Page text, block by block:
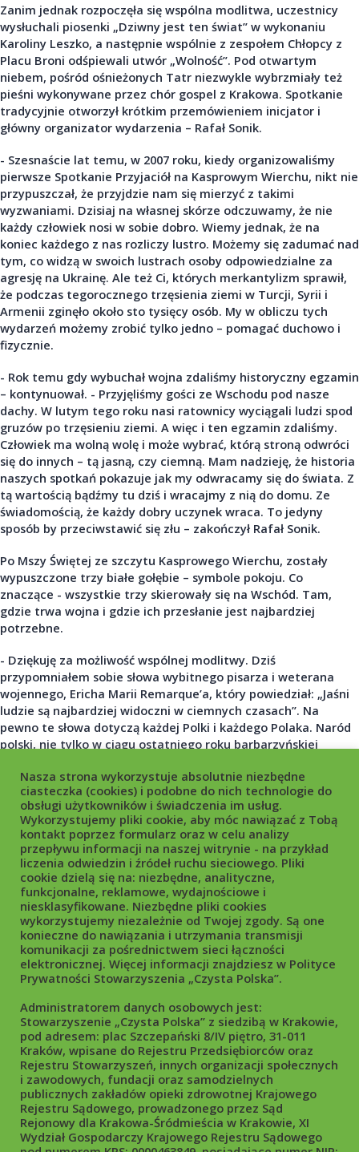
Zanim jednak rozpoczęła się wspólna modlitwa, uczestnicy
wysłuchali piosenki „Dziwny jest ten świat” w wykonaniu
Karoliny Leszko, a następnie wspólnie z zespołem Chłopcy z
Placu Broni odśpiewali utwór „Wolność”. Pod otwartym
niebem, pośród ośnieżonych Tatr niezwykle wybrzmiały też
pieśni wykonywane przez chór gospel z Krakowa. Spotkanie
tradycyjnie otworzył krótkim przemówieniem inicjator i
główny organizator wydarzenia – Rafał Sonik.
- Szesnaście lat temu, w 2007 roku, kiedy organizowaliśmy
pierwsze Spotkanie Przyjaciół na Kasprowym Wierchu, nikt nie
przypuszczał, że przyjdzie nam się mierzyć z takimi
wyzwaniami. Dzisiaj na własnej skórze odczuwamy, że nie
każdy człowiek nosi w sobie dobro. Wiemy jednak, że na
koniec każdego z nas rozliczy lustro. Możemy się zadumać nad
tym, co widzą w swoich lustrach osoby odpowiedzialne za
agresję na Ukrainę. Ale też Ci, których merkantylizm sprawił,
że podczas tegorocznego trzęsienia ziemi w Turcji, Syrii i
Armenii zginęło około sto tysięcy osób. My w obliczu tych
wydarzeń możemy zrobić tylko jedno – pomagać duchowo i
fizycznie.
- Rok temu gdy wybuchał wojna zdaliśmy historyczny egzamin
– kontynuował. - Przyjęliśmy gości ze Wschodu pod nasze
dachy. W lutym tego roku nasi ratownicy wyciągali ludzi spod
gruzów po trzęsieniu ziemi. A więc i ten egzamin zdaliśmy.
Człowiek ma wolną wolę i może wybrać, którą stroną odwróci
się do innych – tą jasną, czy ciemną. Mam nadzieję, że historia
naszych spotkań pokazuje jak my odwracamy się do świata. Z
tą wartością bądźmy tu dziś i wracajmy z nią do domu. Ze
świadomością, że każdy dobry uczynek wraca. To jedyny
sposób by przeciwstawić się złu – zakończył Rafał Sonik.
Po Mszy Świętej ze szczytu Kasprowego Wierchu, zostały
wypuszczone trzy białe gołębie – symbole pokoju. Co
znaczące - wszystkie trzy skierowały się na Wschód. Tam,
gdzie trwa wojna i gdzie ich przesłanie jest najbardziej
potrzebne.
- Dziękuję za możliwość wspólnej modlitwy. Dziś
przypomniałem sobie słowa wybitnego pisarza i weterana
wojennego, Ericha Marii Remarque’a, który powiedział: „Jaśni
ludzie są najbardziej widoczni w ciemnych czasach”. Na
pewno te słowa dotyczą każdej Polki i każdego Polaka. Naród
polski, nie tylko w ciągu ostatniego roku barbarzyńskiej
dokonał dla nas rzeczy niesamowitych na skalę światową.
Zarówno na poziomie politycznym, wsparcia wojskowego, ale
przede wszystkim przez to, że otworzyliście swoje serca i
domy dla moich rodaków. W imieniu narodu ukraińskiego,
ambasadora Wasyla Zwarycza, całego zespołu konsulatu w
Krakowie, serdecznie dziękuję każdemu z Państwa za Wasze
wielkie serce. Zwyciężymy! Wierzymy w to! I wiemy, że zawsze
ramię w ramię z Ukrainą stoi polski naród. Slava Ukrainie!
Chwała Rzeczpospolitej Polskiej! – powiedział Konsul
Generalny Ukrainy w Krakowie - Wiaczesław Wojnarowskyj.
Po zakończeniu liturgii i wykonaniu wspólnego zdjęcia
wszystkich uczestników, jeszcze do 17:00 trwały rozmowy,
Kasprowym Wierchu po raz kolejny tchnęło we wszystkich
zgromadzonych pozytywną energię i potężną dawkę dobra,
które zabrali ze sobą do domów. Była to piękna inspiracja by
niezmiennie pomagać tym, którzy tego najbardziej
potrzebują.
Nasza strona wykorzystuje absolutnie niezbędne
ciasteczka (cookies) i podobne do nich technologie do
obsługi użytkowników i świadczenia im usług.
Wykorzystujemy pliki cookie, aby móc nawiązać z Tobą
kontakt poprzez formularz oraz w celu analizy
przepływu informacji na naszej witrynie - na przykład
liczenia odwiedzin i źródeł ruchu sieciowego. Pliki
cookie dzielą się na: niezbędne, analityczne,
funkcjonalne, reklamowe, wydajnościowe i
niesklasyfikowane. Niezbędne pliki cookies
wykorzystujemy niezależnie od Twojej zgody. Są one
konieczne do nawiązania i utrzymania transmisji
komunikacji za pośrednictwem sieci łączności
elektronicznej. Więcej informacji znajdziesz w Polityce
Prywatności Stowarzyszenia „Czysta Polska”.
Administratorem danych osobowych jest:
Stowarzyszenie „Czysta Polska” z siedzibą w Krakowie,
pod adresem: plac Szczepański 8/IV piętro, 31-011
Kraków, wpisane do Rejestru Przedsiębiorców oraz
Rejestru Stowarzyszeń, innych organizacji społecznych
i zawodowych, fundacji oraz samodzielnych
publicznych zakładów opieki zdrowotnej Krajowego
Rejestru Sądowego, prowadzonego przez Sąd
Rejonowy dla Krakowa-Śródmieścia w Krakowie, XI
Wydział Gospodarczy Krajowego Rejestru Sądowego